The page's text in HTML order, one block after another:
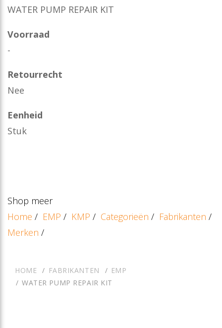
WATER PUMP REPAIR KIT
Voorraad
-
Retourrecht
Nee
Eenheid
Stuk
Shop meer
Home / EMP / KMP / Categorieën / Fabrikanten /
Merken /
HOME FABRIKANTEN
EMP
WATER PUMP REPAIR KIT